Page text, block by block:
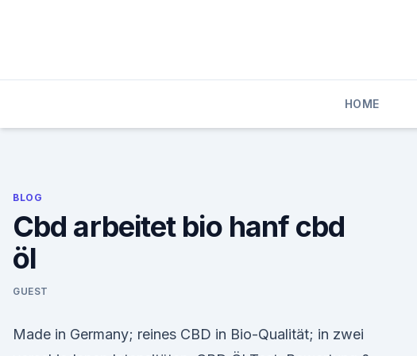
HOME
BLOG
Cbd arbeitet bio hanf cbd
öl
GUEST
Made in Germany; reines CBD in Bio-Qualität; in zwei